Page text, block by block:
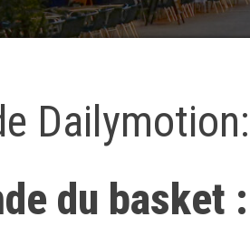
Dailymotion:
du basket